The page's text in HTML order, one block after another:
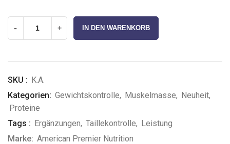
- + IN DEN WARENKORB
SKU : K.A.
Kategorien: Gewichtskontrolle, Muskelmasse, Neuheit,
Proteine
Tags : Ergänzungen, Taillekontrolle, Leistung
Marke: American Premier Nutrition